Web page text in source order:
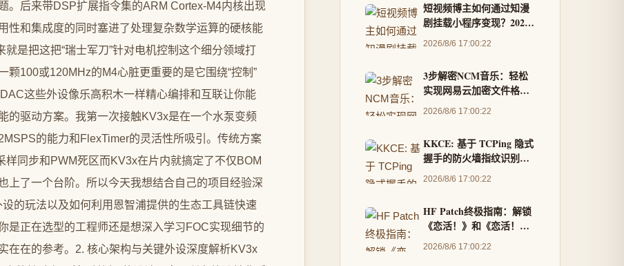
短视频博主如何通过知漫
剧挂载小程序变现？2026
实操步
2026/8/6 17:00:22
3步解密NCM音乐：轻松
实现网易云加密文件格式
转换
2026/8/6 17:00:22
KKCE: 基于 TCPing 隐式
握手的防火墙指纹识别与
端口伪装检测-快快测
2026/8/6 17:00:22
HF Patch终极指南：解锁
《恋活！》和《恋活！派
对》200+模组的完整解决
2026/8/6 17:00:22